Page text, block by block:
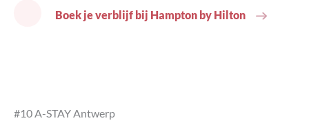
Boek je verblijf bij Hampton by Hilton
#10 A-STAY Antwerp